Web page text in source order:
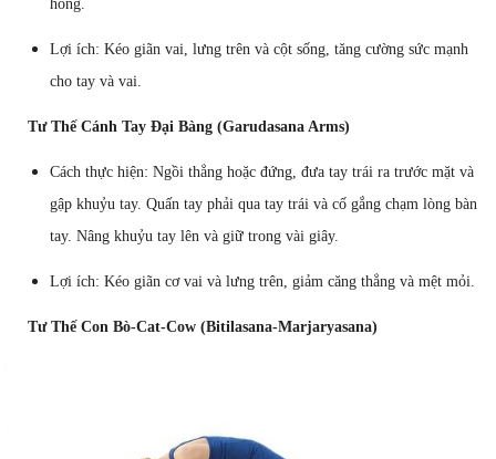
hông.
Lợi ích: Kéo giãn vai, lưng trên và cột sống, tăng cường sức mạnh
cho tay và vai.
Tư Thế Cánh Tay Đại Bàng (Garudasana Arms)
Cách thực hiện: Ngồi thẳng hoặc đứng, đưa tay trái ra trước mặt và
gập khuỷu tay. Quấn tay phải qua tay trái và cố gắng chạm lòng bàn
tay. Nâng khuỷu tay lên và giữ trong vài giây.
Lợi ích: Kéo giãn cơ vai và lưng trên, giảm căng thẳng và mệt mỏi.
Tư Thế Con Bò-Cat-Cow (Bitilasana-Marjaryasana)